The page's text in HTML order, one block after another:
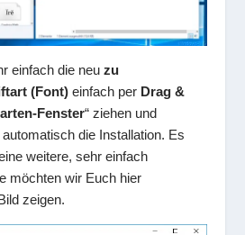
einfach die neuzu
(Font) einfach per Drag &
Fenster“ ziehen und
die Installation. Es
weitere, sehr einfach
möchten wir Euch hier
zeigen.